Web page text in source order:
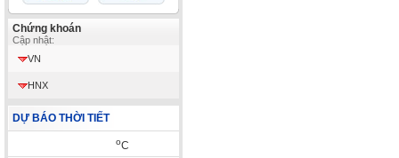
Chứng khoán
Cập nhật:
VN
HNX
DỰ BÁO THỜI TIẾT
oC